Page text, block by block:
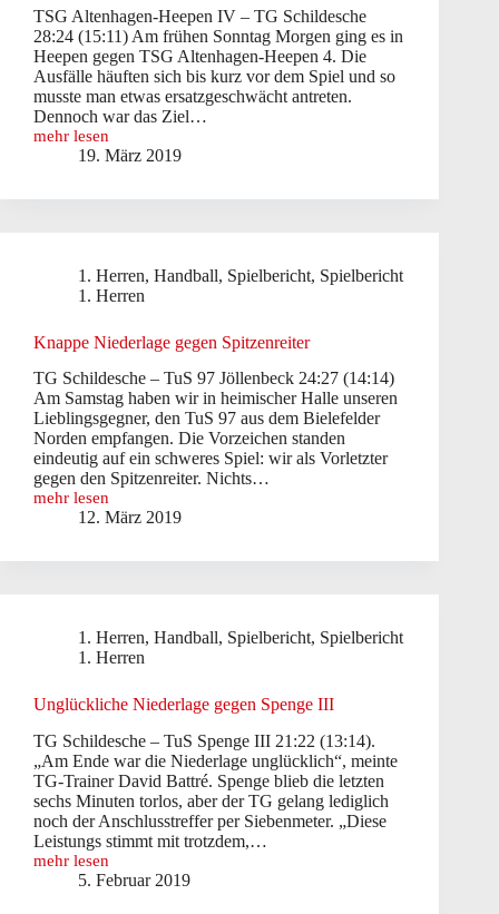
TSG Altenhagen-Heepen IV – TG Schildesche
28:24 (15:11) Am frühen Sonntag Morgen ging es in
Heepen gegen TSG Altenhagen-Heepen 4. Die
Ausfälle häuften sich bis kurz vor dem Spiel und so
musste man etwas ersatzgeschwächt antreten.
Dennoch war das Ziel…
mehr lesen
1.
Herren:
Sieg
Heepen
19. März 2019
1. Herren, Handball, Spielbericht, Spielbericht
1. Herren
Knappe Niederlage gegen Spitzenreiter
TG Schildesche – TuS 97 Jöllenbeck 24:27 (14:14)
Am Samstag haben wir in heimischer Halle unseren
Lieblingsgegner, den TuS 97 aus dem Bielefelder
Norden empfangen. Die Vorzeichen standen
eindeutig auf ein schweres Spiel: wir als Vorletzter
gegen den Spitzenreiter. Nichts…
mehr lesen
Knappe
Niederlage
Spitzenreiter
12. März 2019
1. Herren, Handball, Spielbericht, Spielbericht
1. Herren
Unglückliche Niederlage gegen Spenge III
TG Schildesche – TuS Spenge III 21:22 (13:14).
„Am Ende war die Niederlage unglücklich“, meinte
TG-Trainer David Battré. Spenge blieb die letzten
sechs Minuten torlos, aber der TG gelang lediglich
noch der Anschlusstreffer per Siebenmeter. „Diese
Leistungs stimmt mit trotzdem,…
mehr lesen
Unglückliche
Niederlage5. Februar 2019